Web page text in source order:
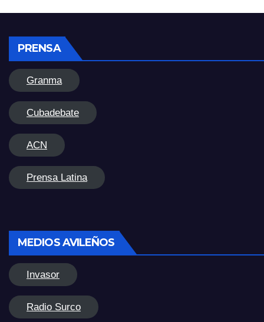
PRENSA
Granma
Cubadebate
ACN
Prensa Latina
MEDIOS AVILEÑOS
Invasor
Radio Surco